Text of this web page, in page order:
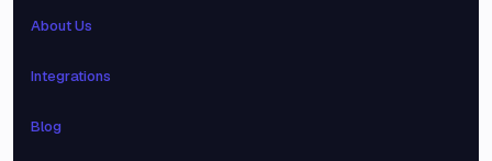
About Us
Integrations
Blog